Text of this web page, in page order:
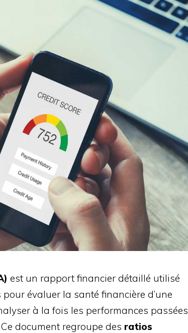
est un rapport financier détaillé utilisé
évaluer la santé financière d’une
à la fois les performances passées
document regroupe des ratios